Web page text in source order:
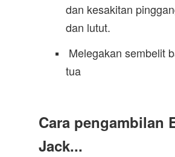
dan kesakitan
dan lutut.
Melegakan sembelit
tua
Cara pengambilan
Jack...